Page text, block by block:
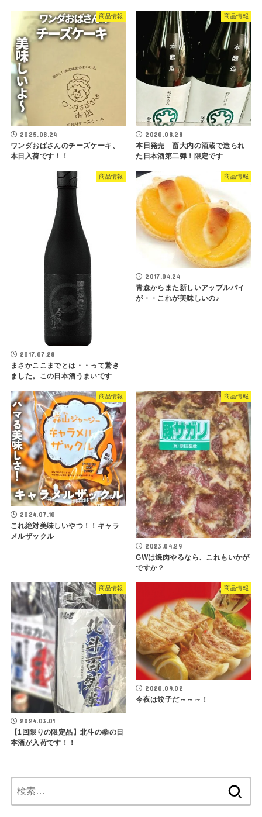
商品情報
2025.08.24
ワンダおばさんのチーズケーキ、
本日入荷です！！
商品情報
2020.08.28
本日発売 畜大内の酒蔵で造られ
た日本酒第二弾！限定です
商品情報
2017.07.28
まさかここまでとは・・って驚き
ました。この日本酒うまいです
商品情報
2017.04.24
青森からまた新しいアップルパイ
が・・これが美味しいの♪
商品情報
2024.07.10
これ絶対美味しいやつ！！キャラ
メルザックル
商品情報
2023.04.29
GWは焼肉やるなら、これもいかが
ですか？
商品情報
2024.03.01
【1回限りの限定品】北斗の拳の日
本酒が入荷です！！
商品情報
2020.09.02
今夜は餃子だ～～～！
索: